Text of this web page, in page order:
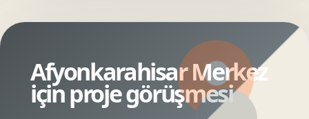
Afyonkarahisar Merkez
için proje görüşmesi